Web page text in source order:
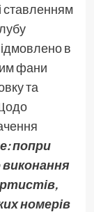
ставленням
в
фани
та
попри
виконання
номерів